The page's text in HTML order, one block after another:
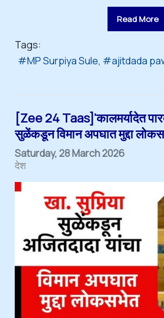
Read More
Tags:
MP Surpiya Sule
ajitdada
[Zee 24 Taas]'कालमर्यादेत
सुळेंकडून विमान अपघात मुद्दा
Saturday, 28 March 2026
देश